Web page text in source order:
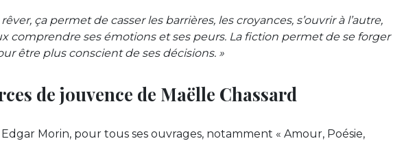
rêver, ça permet de casser les barrières, les croyances, s’ouvrir à l’autre,
comprendre ses émotions et ses peurs. La fiction permet de se forger
être plus conscient de ses décisions. »
de jouvence de Maëlle Chassard
Edgar Morin, pour tous ses ouvrages, notamment « Amour, Poésie,